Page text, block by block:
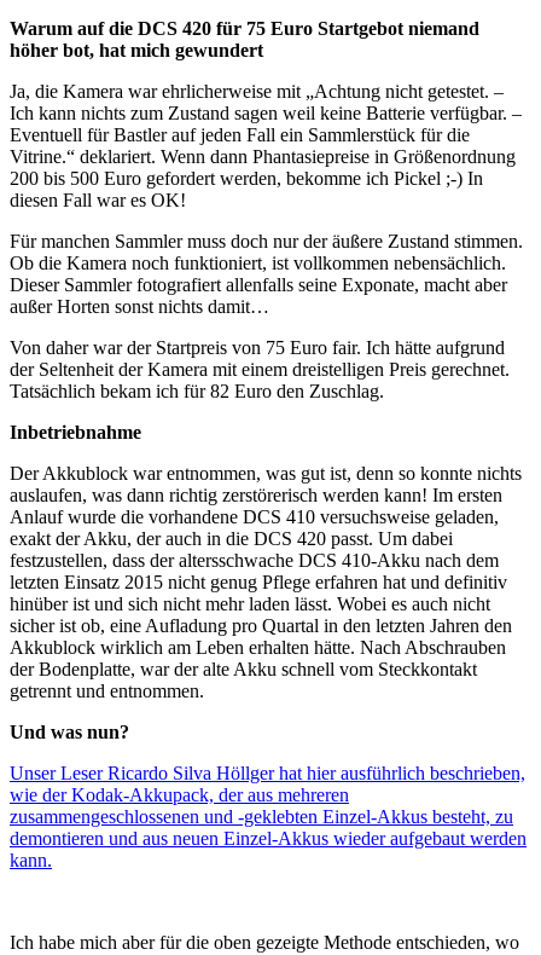
Warum auf die DCS 420 für 75 Euro Startgebot niemand
höher bot, hat mich gewundert
Ja, die Kamera war ehrlicherweise mit „Achtung nicht getestet. –
Ich kann nichts zum Zustand sagen weil keine Batterie verfügbar. –
Eventuell für Bastler auf jeden Fall ein Sammlerstück für die
Vitrine.“ deklariert. Wenn dann Phantasiepreise in Größenordnung
200 bis 500 Euro gefordert werden, bekomme ich Pickel ;-) In
diesen Fall war es OK!
Für manchen Sammler muss doch nur der äußere Zustand stimmen.
Ob die Kamera noch funktioniert, ist vollkommen nebensächlich.
Dieser Sammler fotografiert allenfalls seine Exponate, macht aber
außer Horten sonst nichts damit…
Von daher war der Startpreis von 75 Euro fair. Ich hätte aufgrund
der Seltenheit der Kamera mit einem dreistelligen Preis gerechnet.
Tatsächlich bekam ich für 82 Euro den Zuschlag.
Inbetriebnahme
Der Akkublock war entnommen, was gut ist, denn so konnte nichts
auslaufen, was dann richtig zerstörerisch werden kann! Im ersten
Anlauf wurde die vorhandene DCS 410 versuchsweise geladen,
exakt der Akku, der auch in die DCS 420 passt. Um dabei
festzustellen, dass der altersschwache DCS 410-Akku nach dem
letzten Einsatz 2015 nicht genug Pflege erfahren hat und definitiv
hinüber ist und sich nicht mehr laden lässt. Wobei es auch nicht
sicher ist ob, eine Aufladung pro Quartal in den letzten Jahren den
Akkublock wirklich am Leben erhalten hätte. Nach Abschrauben
der Bodenplatte, war der alte Akku schnell vom Steckkontakt
getrennt und entnommen.
Und was nun?
Unser Leser Ricardo Silva Höllger hat hier ausführlich beschrieben,
wie der Kodak-Akkupack, der aus mehreren
zusammengeschlossenen und -geklebten Einzel-Akkus besteht, zu
demontieren und aus neuen Einzel-Akkus wieder aufgebaut werden
kann.
Ich habe mich aber für die oben gezeigte Methode entschieden, wo